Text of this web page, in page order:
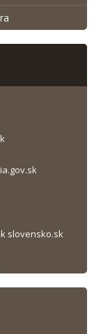
slovensko.sk